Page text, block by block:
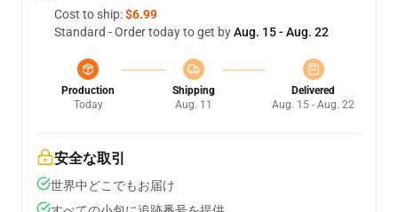
Cost to ship:$6.99
Standard - Order today to get byAug. 15 - Aug. 22
Production
Today
Shipping
Aug. 11
Delivered
Aug. 15 - Aug. 22
安全な取引
世界中どこでもお届け